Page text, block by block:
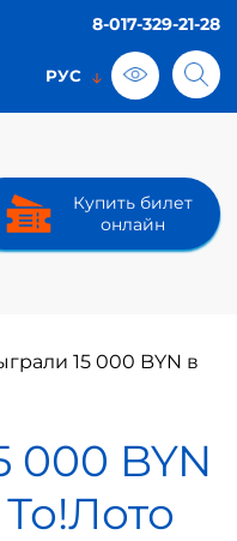
8-017-329-21-28
Купить билет
онлайн
15 000 BYN в
000 BYN